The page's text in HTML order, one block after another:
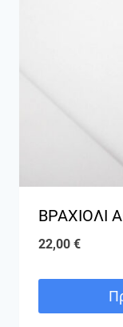
ΒΡΑΧΙΟΛΙ
22,00 €